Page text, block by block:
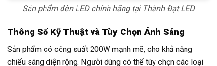
Sản phẩm đèn LED chính hãng tại Thành Đạt LED
Thông Số Kỹ Thuật và Tùy Chọn Ánh Sáng
Sản phẩm có công suất 200W mạnh mẽ, cho khả năng
chiếu sáng diện rộng. Người dùng có thể tùy chọn các loại